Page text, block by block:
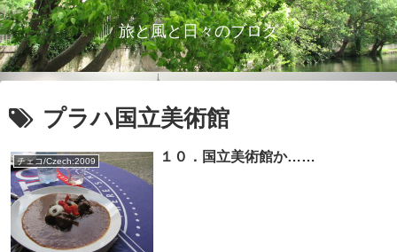
旅と風と日々のブログ
プラハ国立美術館
チェコ/Czech:2009 １０．国立美術館か……